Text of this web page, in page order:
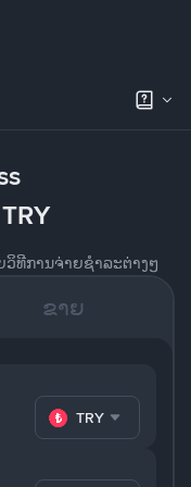
ວິທີການຈ່າຍຊຳລະຕ່າງໆ
ຂາຍ
TRY